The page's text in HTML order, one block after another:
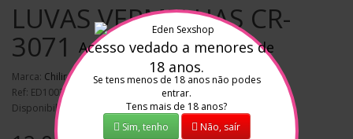
LUVAS VERMELHAS CR-
3071
Marca: Chilirose
Ref: ED100346
Disponibilidade: Em stock
Acesso vedado a menores de
18 anos.
Se tens menos de 18 anos não podes
entrar.
Tens mais de 18 anos?
Sim, tenho
Não, saír